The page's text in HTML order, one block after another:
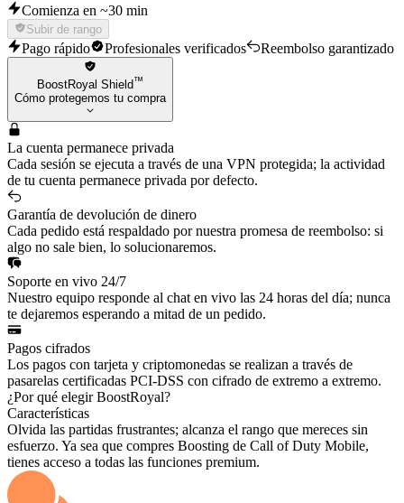
Comienza en ~30 min
Subir de rango
Pago rápido Profesionales verificados Reembolso garantizado
BoostRoyal Shield™
Cómo protegemos tu compra
La cuenta permanece privada
Cada sesión se ejecuta a través de una VPN protegida; la actividad
de tu cuenta permanece privada por defecto.
Garantía de devolución de dinero
Cada pedido está respaldado por nuestra promesa de reembolso: si
algo no sale bien, lo solucionaremos.
Soporte en vivo 24/7
Nuestro equipo responde al chat en vivo las 24 horas del día; nunca
te dejaremos esperando a mitad de un pedido.
Pagos cifrados
Los pagos con tarjeta y criptomonedas se realizan a través de
pasarelas certificadas PCI-DSS con cifrado de extremo a extremo.
¿Por qué elegir BoostRoyal?
Características
Olvida las partidas frustrantes; alcanza el rango que mereces sin
esfuerzo. Ya sea que compres Boosting de Call of Duty Mobile,
tienes acceso a todas las funciones premium.